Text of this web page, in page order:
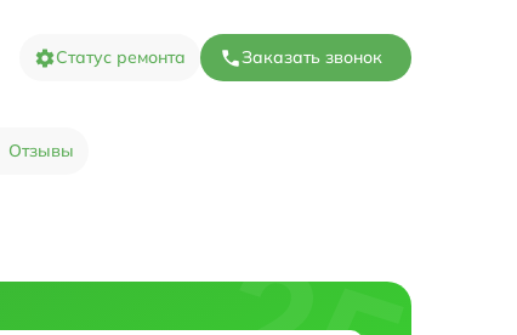
Статус ремонта Заказать звонок
Отзывы